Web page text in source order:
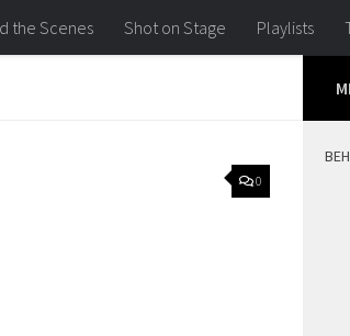
the Scenes Shot on Stage Playlists
0